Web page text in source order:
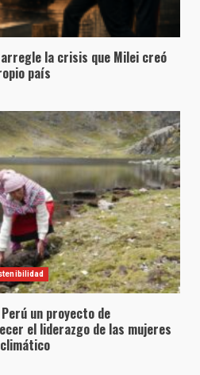
la crisis que Milei creó
país
un proyecto de
el liderazgo de las mujeres